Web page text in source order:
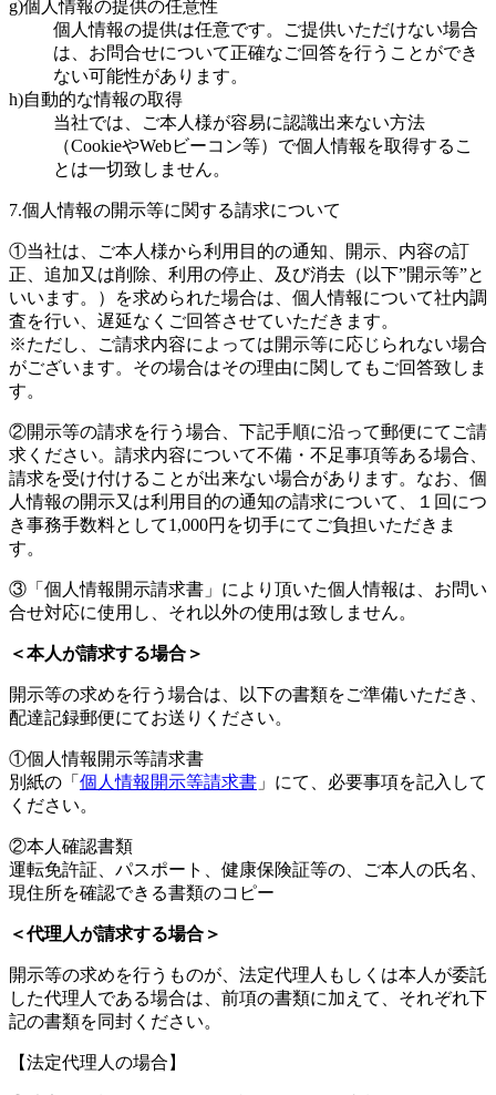
g)個人情報の提供の任意性
個人情報の提供は任意です。ご提供いただけない場合
は、お問合せについて正確なご回答を行うことができ
ない可能性があります。
h)自動的な情報の取得
当社では、ご本人様が容易に認識出来ない方法
（CookieやWebビーコン等）で個人情報を取得するこ
とは一切致しません。
7.個人情報の開示等に関する請求について
①当社は、ご本人様から利用目的の通知、開示、内容の訂
正、追加又は削除、利用の停止、及び消去（以下”開示等”と
いいます。）を求められた場合は、個人情報について社内調
査を行い、遅延なくご回答させていただきます。
※ただし、ご請求内容によっては開示等に応じられない場合
がございます。その場合はその理由に関してもご回答致しま
す。
②開示等の請求を行う場合、下記手順に沿って郵便にてご請
求ください。請求内容について不備・不足事項等ある場合、
請求を受け付けることが出来ない場合があります。なお、個
人情報の開示又は利用目的の通知の請求について、１回につ
き事務手数料として1,000円を切手にてご負担いただきま
す。
③「個人情報開示請求書」により頂いた個人情報は、お問い
合せ対応に使用し、それ以外の使用は致しません。
＜本人が請求する場合＞
開示等の求めを行う場合は、以下の書類をご準備いただき、
配達記録郵便にてお送りください。
①個人情報開示等請求書
別紙の「 個人情報開示等請求書 」にて、必要事項を記入して
ください。
②本人確認書類
運転免許証、パスポート、健康保険証等の、ご本人の氏名、
現住所を確認できる書類のコピー
＜代理人が請求する場合＞
開示等の求めを行うものが、法定代理人もしくは本人が委託
した代理人である場合は、前項の書類に加えて、それぞれ下
記の書類を同封ください。
【法定代理人の場合】